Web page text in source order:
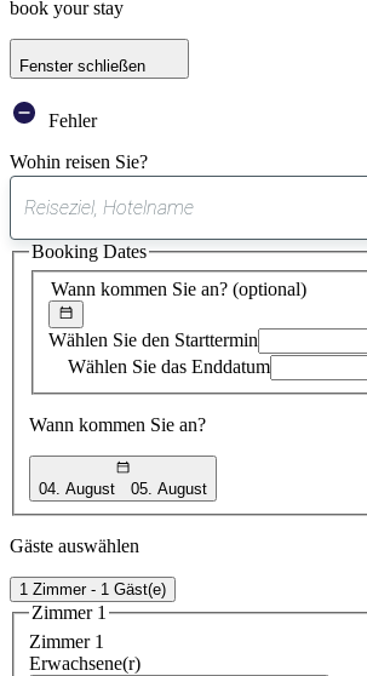
book your stay
Fenster schließen
Fehler
Wohin reisen Sie?
gefundener
Vorschlag
Wann kommen Sie an? (optional)
Wählen Sie den Starttermin
Wählen Sie das Enddatum
Wann kommen Sie an?
04. August 05. August
Booking Dates
Gäste auswählen
1 Zimmer - 1 Gäst(e)
Zimmer 1
Zimmer 1
Erwachsene(r)